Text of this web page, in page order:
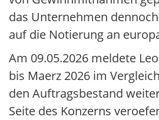
das Unternehmen
auf die Notierung an
Am 09.05.2026 meldete
bis Maerz 2026 im
den Auftragsbestand
Seite des Konzerns